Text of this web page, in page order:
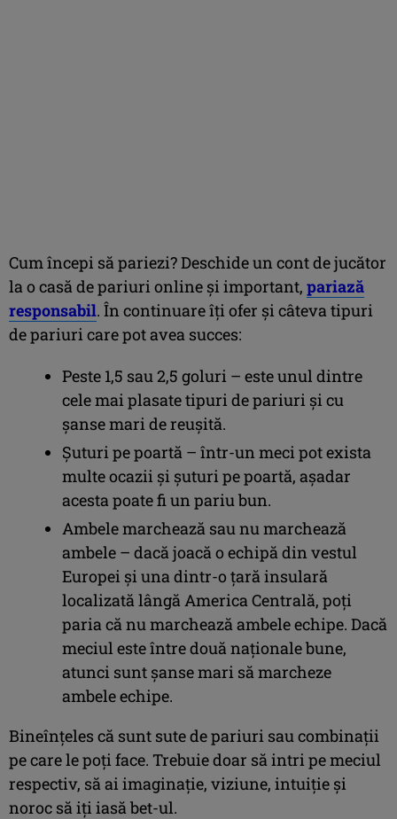
Cum începi să pariezi? Deschide un cont de jucător
la o casă de pariuri online și important, pariază
responsabil. În continuare îți ofer și câteva tipuri
de pariuri care pot avea succes:
Peste 1,5 sau 2,5 goluri – este unul dintre
cele mai plasate tipuri de pariuri și cu
șanse mari de reușită.
Șuturi pe poartă – într-un meci pot exista
multe ocazii și șuturi pe poartă, așadar
acesta poate fi un pariu bun.
Ambele marchează sau nu marchează
ambele – dacă joacă o echipă din vestul
Europei și una dintr-o țară insulară
localizată lângă America Centrală, poți
paria că nu marchează ambele echipe. Dacă
meciul este între două naționale bune,
atunci sunt șanse mari să marcheze
ambele echipe.
Bineînțeles că sunt sute de pariuri sau combinații
pe care le poți face. Trebuie doar să intri pe meciul
respectiv, să ai imaginație, viziune, intuiție și
noroc să iți iasă bet-ul.